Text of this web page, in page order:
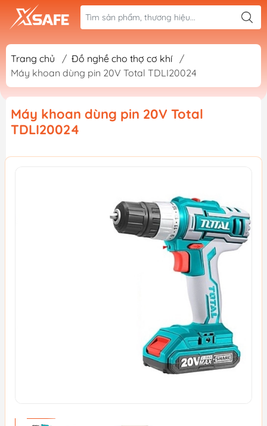
Trang chủ / Đồ nghề cho thợ cơ khí
/
Máy khoan dùng pin 20V Total TDLI20024
Máy khoan dùng pin 20V Total
TDLI20024